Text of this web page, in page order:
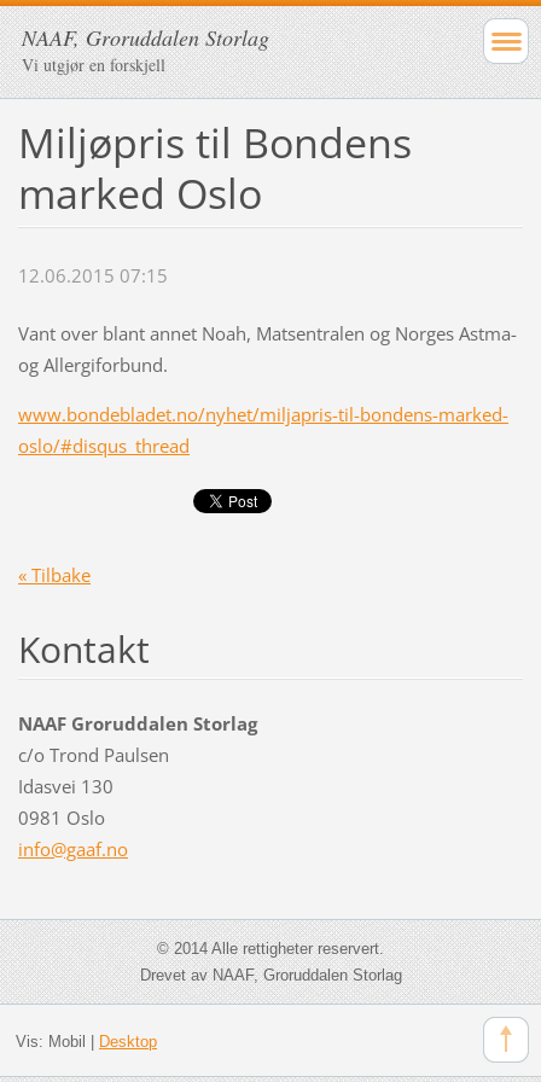
NAAF, Groruddalen Storlag
Vi utgjør en forskjell
Miljøpris til Bondens
marked Oslo
12.06.2015 07:15
Vant over blant annet Noah, Matsentralen og Norges Astma-
og Allergiforbund.
www.bondebladet.no/nyhet/miljapris-til-bondens-marked-
oslo/#disqus_thread
« Tilbake
Kontakt
NAAF Groruddalen Storlag
c/o Trond Paulsen
Idasvei 130
0981 Oslo
info@gaaf.no
© 2014 Alle rettigheter reservert.
Drevet av NAAF, Groruddalen Storlag
Vis: Mobil Desktop